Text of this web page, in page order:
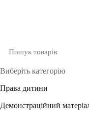
Виберіть категорію
Права дитини
Демонстраційний